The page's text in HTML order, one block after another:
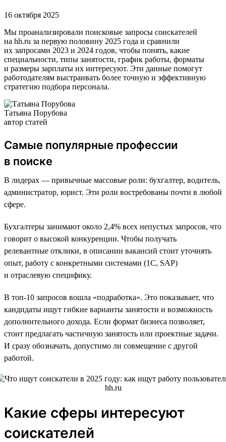
16 октября 2025
Мы проанализировали поисковые запросы соискателей
на hh.ru за первую половину 2025 года и сравнили
их запросами 2023 и 2024 годов, чтобы понять, какие
специальности, типы занятости, график работы, форматы
и размеры зарплаты их интересуют. Эти данные помогут
работодателям выстраивать более точную и эффективную
стратегию подбора персонала.
Татьяна Порубова
автор статей
Самые популярные профессии
в поиске
В лидерах — привычные массовые роли: бухгалтер, водитель,
администратор, юрист. Эти роли востребованы почти в любой
сфере.
Бухгалтеры занимают около 2,4% всех непустых запросов, что
говорит о высокой конкуренции. Чтобы получать
релевантные отклики, в описании вакансий стоит уточнять
опыт, работу с конкретными системами (1С, SAP)
и отраслевую специфику.
В топ-10 запросов вошла «подработка». Это показывает, что
кандидаты ищут гибкие варианты занятости и возможность
дополнительного дохода. Если формат бизнеса позволяет,
стоит предлагать частичную занятость или проектные задачи.
И сразу обозначать, допустимо ли совмещение с другой
работой.
Какие сферы интересуют
соискателей